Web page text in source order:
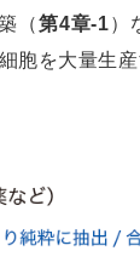
（第4章-1）
胞を大量生